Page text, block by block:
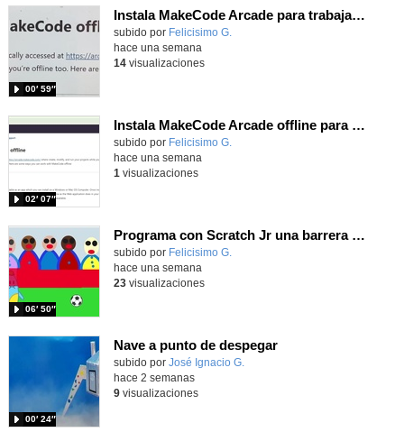
Instala MakeCode Arcade para trabajar offline en tu tablet, ordenador, Chromebook
Contenido educativo.
subido por Felicisimo G.
00′ 59″
hace una semana
14visualizaciones
Instala MakeCode Arcade offline para programar grandes juegos sin necesidad de Internet
Contenido educativo.
subido por Felicisimo G.
02′ 07″
hace una semana
1 visualizaciones
Programa con Scratch Jr una barrera que se desplaza para dar sensación de movimiento
Contenido educativo.
subido por Felicisimo G.
06′ 50″
hace una semana
23visualizaciones
Nave a punto de despegar
Contenido educativo.
subido por José Ignacio G.
00′ 24″
hace 2 semanas
9visualizaciones